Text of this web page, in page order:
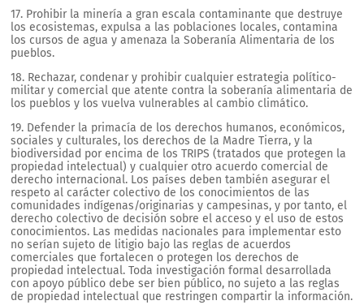
17. Prohibir la minería a gran escala contaminante que destruye
los ecosistemas, expulsa a las poblaciones locales, contamina
los cursos de agua y amenaza la Soberanía Alimentaria de los
pueblos.
18. Rechazar, condenar y prohibir cualquier estrategia político-
militar y comercial que atente contra la soberanía alimentaria de
los pueblos y los vuelva vulnerables al cambio climático.
19. Defender la primacía de los derechos humanos, económicos,
sociales y culturales, los derechos de la Madre Tierra, y la
biodiversidad por encima de los TRIPS (tratados que protegen la
propiedad intelectual) y cualquier otro acuerdo comercial de
derecho internacional. Los países deben también asegurar el
respeto al carácter colectivo de los conocimientos de las
comunidades indígenas/originarias y campesinas, y por tanto, el
derecho colectivo de decisión sobre el acceso y el uso de estos
conocimientos. Las medidas nacionales para implementar esto
no serían sujeto de litigio bajo las reglas de acuerdos
comerciales que fortalecen o protegen los derechos de
propiedad intelectual. Toda investigación formal desarrollada
con apoyo público debe ser bien público, no sujeto a las reglas
de propiedad intelectual que restringen compartir la información.